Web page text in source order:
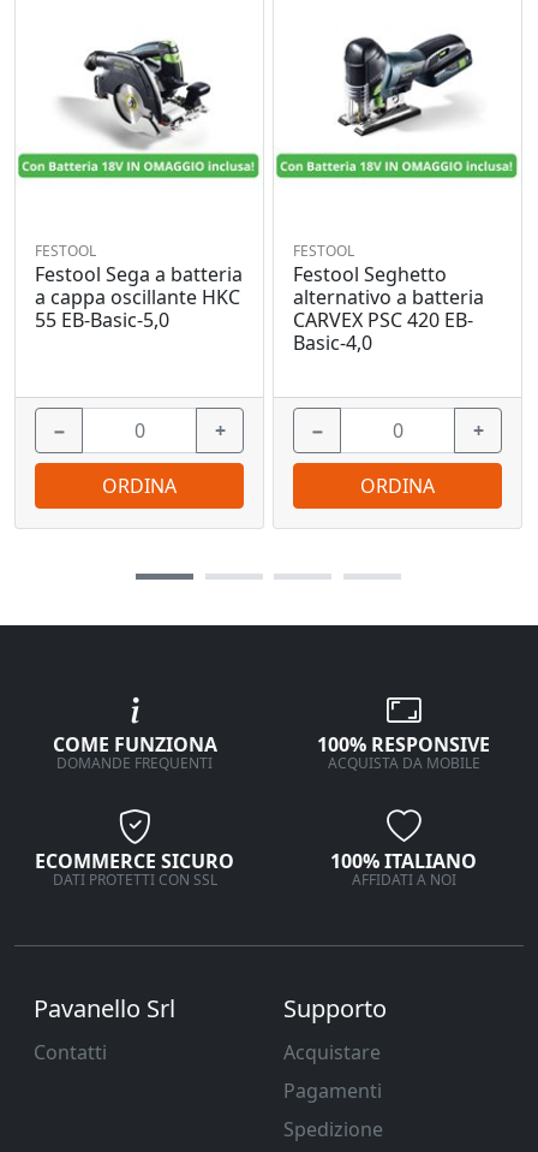
FESTOOL
Festool Sega a batteria
a cappa oscillante HKC
55 EB-Basic-5,0
− +
ORDINA
FESTOOL
Festool Seghetto
alternativo a batteria
CARVEX PSC 420 EB-
Basic-4,0
− +
ORDINA
COME FUNZIONA
DOMANDE FREQUENTI
100% RESPONSIVE
ACQUISTA DA MOBILE
ECOMMERCE SICURO
DATI PROTETTI CON SSL
100% ITALIANO
AFFIDATI A NOI
Pavanello Srl
Contatti
Supporto
Acquistare
Pagamenti
Spedizione